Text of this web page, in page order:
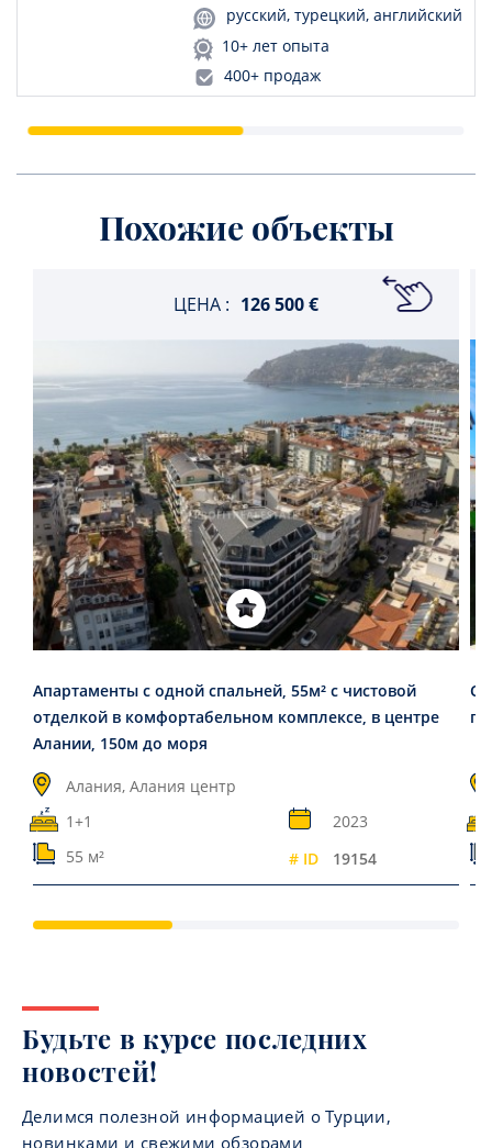
русский, турецкий, английский
10+ лет опыта
400+ продаж
Похожие объекты
ЦЕНА : 126 500 €
Апартаменты с одной спальней, 55м² с чистовой
отделкой в комфортабельном комплексе, в центре
Алании, 150м до моря
Алания, Алания центр
1+1
2023
55 м²
# ID 19154
Будьте в курсе последних
новостей!
Делимся полезной информацией о Турции,
новинками и свежими обзорами